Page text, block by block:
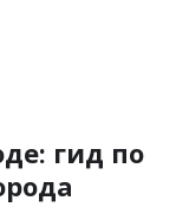
гид по